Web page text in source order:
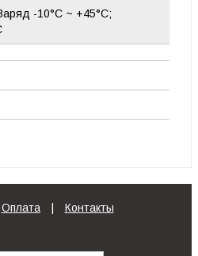
-10°C ~ +45°C;
Оплата Контакты